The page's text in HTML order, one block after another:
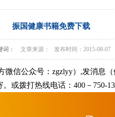
振国健康书籍免费下载
词： 文章来源： 发布时间：2015-08-07
微信公众号：zgzlyy）,发消息
或拨打热线电话：400－750-